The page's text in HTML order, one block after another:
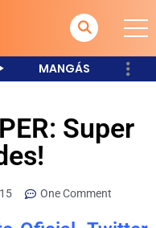
MANGÁS
Super
One Comment